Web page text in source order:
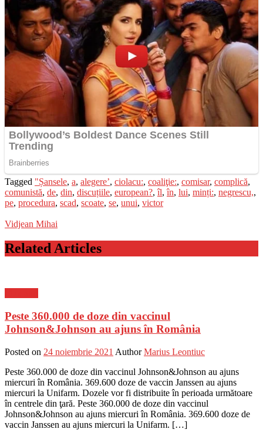
Tagged "Șansele, a, alegere’, ciolacu:, coaliţie:, comisar, complică,
comunistă, de, din, discuțiile, european?,îl,în, lui, minți:, negrescu,,
pe, procedura, scad, scoate, se, unui, victor
Vidjean Mihai
Related Articles
Peste 360.000 de doze din vaccinul
Johnson&Johnson au ajuns în România
Posted on 24 noiembrie 2021 Author Marius Leontiuc
Peste 360.000 de doze din vaccinul Johnson&Johnson au ajuns
miercuri în România. 369.600 doze de vaccin Janssen au ajuns
miercuri la Unifarm. Dozele vor fi distribuite în perioada următoare
în centrele din ţară. Peste 360.000 de doze din vaccinul
Johnson&Johnson au ajuns miercuri în România. 369.600 doze de
vaccin Janssen au ajuns miercuri la Unifarm. […]